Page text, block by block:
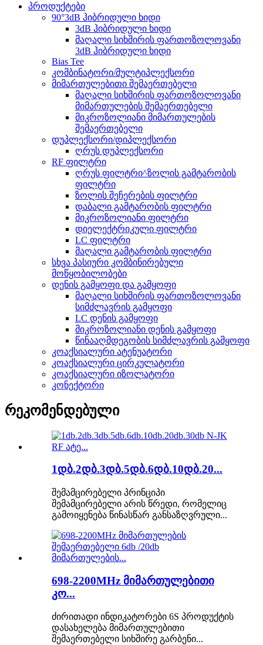
პროდუქტები
90°3dB ჰიბრიდული ხიდი
3dB ჰიბრიდული ხიდი
მაღალი სიხშირის ფართოზოლოვანი
3dB ჰიბრიდული ხიდი
Bias Tee
კომბინატორი/მულტიპლექსორი
მიმართულებითი შემაერთებელი
მაღალი სიხშირის ფართოზოლოვანი
მიმართულების შემაერთებელი
მიკროზოლიანი მიმართულების
შემაერთებელი
დუპლექსორი/დიპლექსორი
ღრუს დუპლექსორი
RF ფილტრი
ღრუს ფილტრი^ზოლის გამტარობის
ფილტრი
ზოლის შეჩერების ფილტრი
დაბალი გამტარობის ფილტრი
მიკროზოლიანი ფილტრი
დიელექტრიკული ფილტრი
LC ფილტრი
მაღალი გამტარობის ფილტრი
სხვა პასიური კომბინირებული
მოწყობილობები
დენის გამყოფი და გამყოფი
მაღალი სიხშირის ფართოზოლოვანი
სიმძლავრის გამყოფი
LC დენის გამყოფი
მიკროზოლიანი დენის გამყოფი
წინააღმდეგობის სიმძლავრის გამყოფი
კოაქსიალური ატენუატორი
კოაქსიალური ცირკულატორი
კოაქსიალური იზოლატორი
კონექტორი
რეკომენდებული
1დბ.2დბ.3დბ.5დბ.6დბ.10დბ.20...
შემამცირებელი პრინციპი
შემამცირებელი არის წრედი, რომელიც
გამოიყენება წინასწარ განსაზღვრული...
698-2200MHz მიმართულებითი
კო...
ძირითადი ინდიკატორები 6S პროდუქტის
დასახელება მიმართულებითი
შემაერთებელი სიხშირე გარბენი...